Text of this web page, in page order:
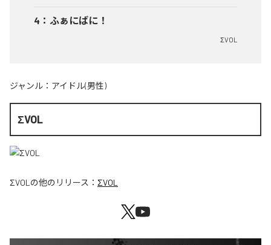
4 ： ふぁにばに！
ΣVOL
ジャンル： アイドル(男性)
ΣVOL
ΣVOL の他のリリース： ΣVOL